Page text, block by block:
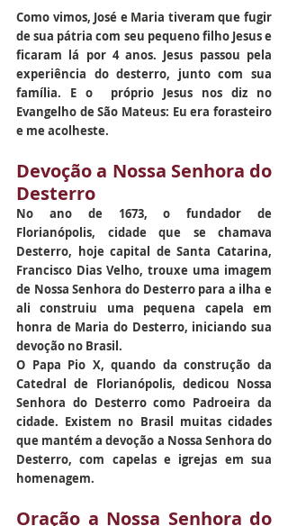
Como vimos, José e Maria tiveram que fugir
de sua pátria com seu pequeno filho Jesus e
ficaram lá por 4 anos. Jesus passou pela
experiência do desterro, junto com sua
família. E o  próprio Jesus nos diz no
Evangelho de São Mateus: Eu era forasteiro
e me acolheste.
Devoção a Nossa Senhora do
Desterro
No ano de 1673, o fundador de
Florianópolis, cidade que se chamava
Desterro, hoje capital de Santa Catarina,
Francisco Dias Velho, trouxe uma imagem
de Nossa Senhora do Desterro para a ilha e
ali construiu uma pequena capela em
honra de Maria do Desterro, iniciando sua
devoção no Brasil.
O Papa Pio X, quando da construção da
Catedral de Florianópolis, dedicou Nossa
Senhora do Desterro como Padroeira da
cidade. Existem no Brasil muitas cidades
que mantém a devoção a Nossa Senhora do
Desterro, com capelas e igrejas em sua
homenagem.
Oração a Nossa Senhora do